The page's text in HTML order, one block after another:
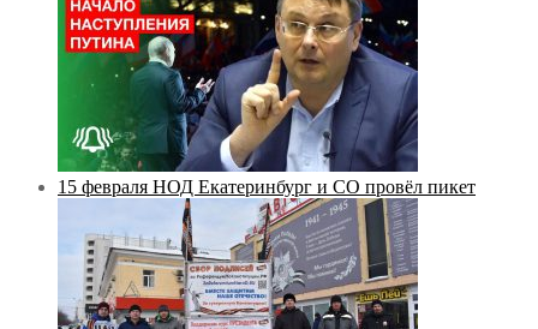
15 февраля НОД Екатеринбург и СО провёл пикет